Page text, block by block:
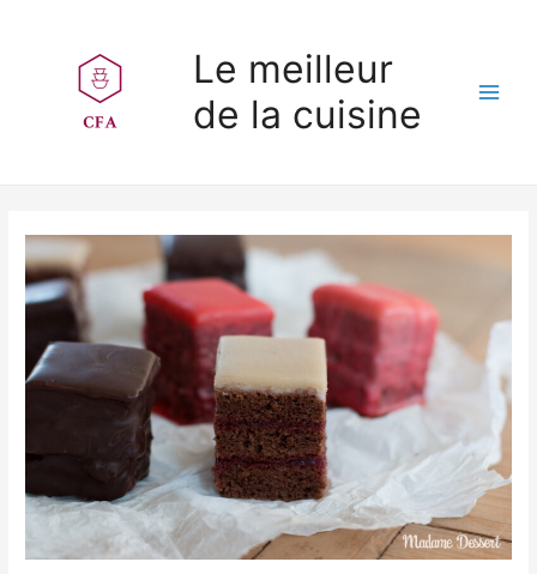
Le meilleur
de la cuisine